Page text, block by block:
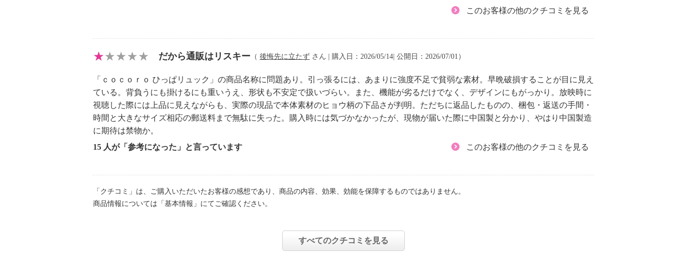
このお客様の他のクチコミを見る
だから通販はリスキー （ 後悔先に立たず さん | 購入日：2026/05/14| 公開日：2026/07/01）
「ｃｏｃｏｒｏ ひっぱリュック」の商品名称に問題あり。引っ張るには、あまりに強度不足で貧弱な素材。早晩破損することが目に見え
ている。背負うにも掛けるにも重いうえ、形状も不安定で扱いづらい。また、機能が劣るだけでなく、デザインにもがっかり。放映時に
視聴した際には上品に見えながらも、実際の現品で本体素材のヒョウ柄の下品さが判明。ただちに返品したものの、梱包・返送の手間・
時間と大きなサイズ相応の郵送料まで無駄に失った。購入時には気づかなかったが、現物が届いた際に中国製と分かり、やはり中国製造
に期待は禁物か。
15 人が「参考になった」と言っています
このお客様の他のクチコミを見る
「クチコミ」は、ご購入いただいたお客様の感想であり、商品の内容、効果、効能を保障するものではありません。
商品情報については「基本情報」にてご確認ください。
すべてのクチコミを見る